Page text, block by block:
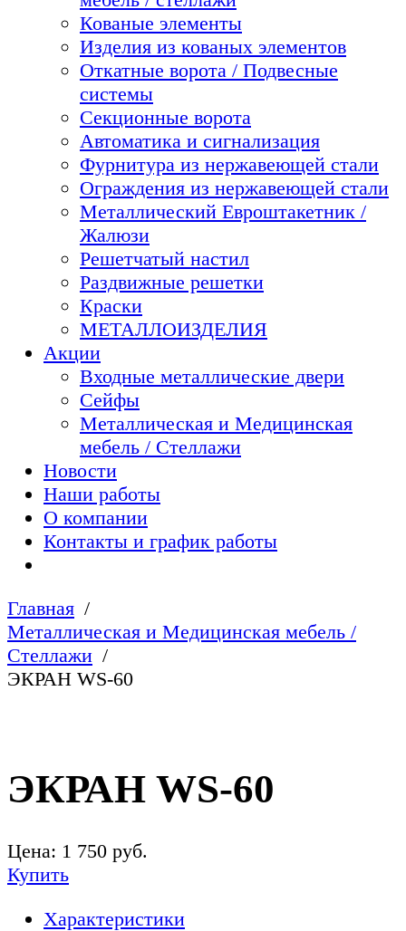
Кованые элементы
Изделия из кованых элементов
Откатные ворота / Подвесные
системы
Секционные ворота
Автоматика и сигнализация
Фурнитура из нержавеющей стали
Ограждения из нержавеющей стали
Металлический Евроштакетник /
Жалюзи
Решетчатый настил
Раздвижные решетки
Краски
МЕТАЛЛОИЗДЕЛИЯ
Акции
Входные металлические двери
Сейфы
Металлическая и Медицинская
мебель / Стеллажи
Новости
Наши работы
О компании
Контакты и график работы
Главная
Металлическая и Медицинская мебель /
Стеллажи
ЭКРАН WS-60
ЭКРАН WS-60
Цена: 1 750 руб.
Купить
Характеристики